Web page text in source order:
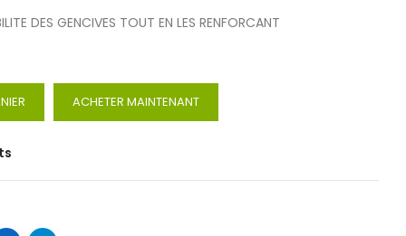
DES GENCIVES TOUT EN LES RENFORCANT
ACHETER MAINTENANT